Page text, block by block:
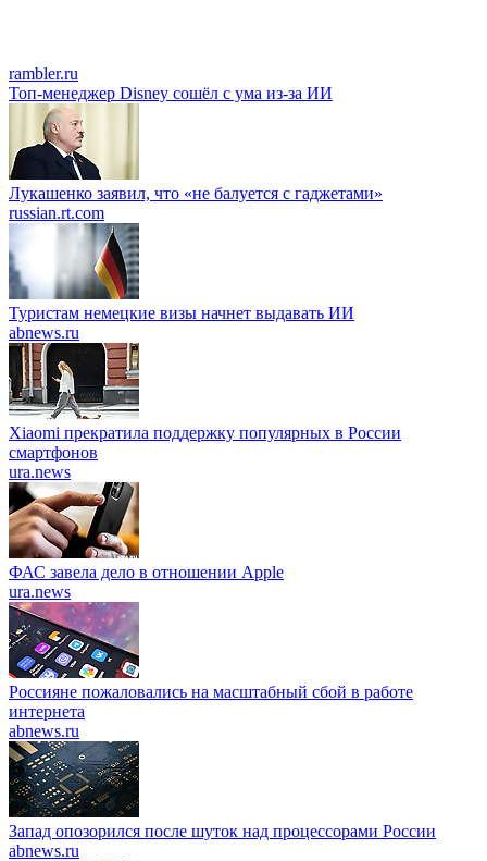
rambler.ru
Топ-менеджер Disney сошёл с ума из-за ИИ
Лукашенко заявил, что «не балуется с гаджетами»
russian.rt.com
Туристам немецкие визы начнет выдавать ИИ
abnews.ru
Xiaomi прекратила поддержку популярных в России
смартфонов
ura.news
ФАС завела дело в отношении Apple
ura.news
Россияне пожаловались на масштабный сбой в работе
интернета
abnews.ru
Запад опозорился после шуток над процессорами России
abnews.ru